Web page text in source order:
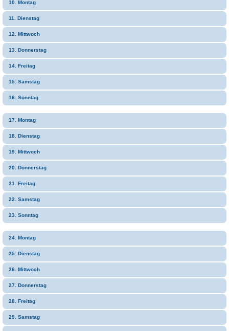
10. Montag
11. Dienstag
12. Mittwoch
13. Donnerstag
14. Freitag
15. Samstag
16. Sonntag
17. Montag
18. Dienstag
19. Mittwoch
20. Donnerstag
21. Freitag
22. Samstag
23. Sonntag
24. Montag
25. Dienstag
26. Mittwoch
27. Donnerstag
28. Freitag
29. Samstag